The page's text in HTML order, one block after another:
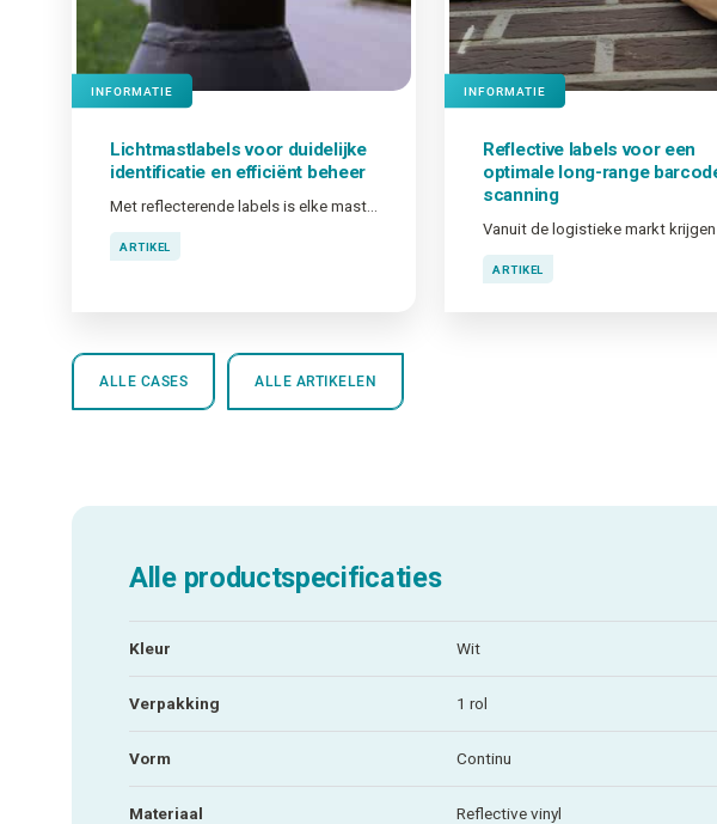
INFORMATIE
Lichtmastlabels voor duidelijke
identificatie en efficiënt beheer
ARTIKEL
INFORMATIE
Reflective labels voor een
optimale long-range
scanning
ARTIKEL
ALLE CASES ALLE ARTIKELEN
Alle productspecificaties
Kleur Wit
Verpakking 1 rol
Vorm Continu
Materiaal Reflective vinyl